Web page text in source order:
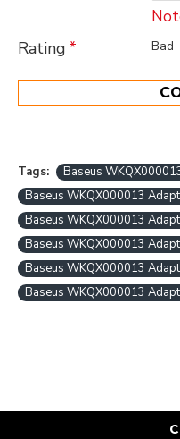
Rating Bad
Tags:
Baseus
Baseus WKQX000013
Baseus WKQX000013
Baseus WKQX000013
Baseus WKQX000013
Baseus WKQX000013